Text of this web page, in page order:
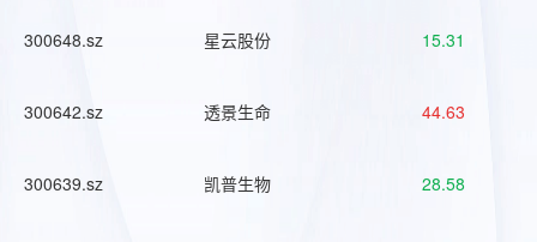
300648.sz 星云股份 15.31
300642.sz 透景生命 44.63
300639.sz 凯普生物 28.58